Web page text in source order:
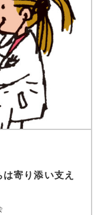
寄り添い支え